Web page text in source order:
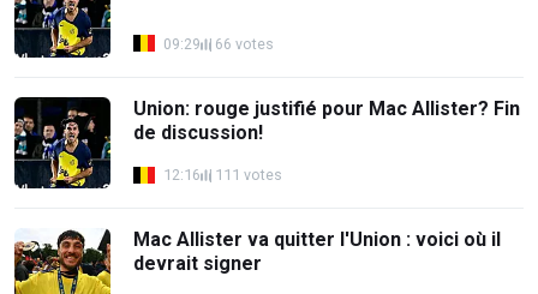
09:29 66 votes
Union: rouge justifié pour Mac Allister? Fin
de discussion!
12:16 111 votes
Mac Allister va quitter l'Union : voici où il
devrait signer